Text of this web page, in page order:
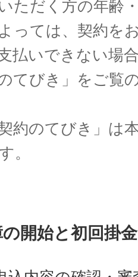
ただく方の年齢
っては、契約を
払いできない場
てびき」をご覧
約のてびき」は
。
開始と初回掛